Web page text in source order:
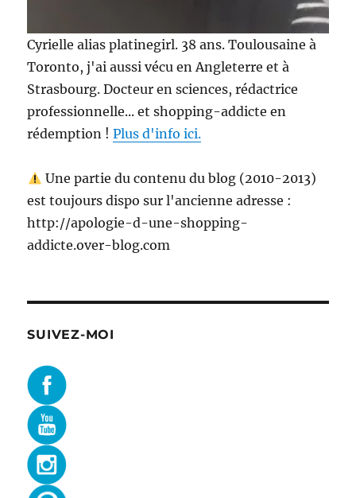
Cyrielle alias platinegirl. 38 ans. Toulousaine à
Toronto, j'ai aussi vécu en Angleterre et à
Strasbourg. Docteur en sciences, rédactrice
professionnelle... et shopping-addicte en
rédemption !Plus d'info ici.
Une partie du contenu du blog (2010-2013)
est toujours dispo sur l'ancienne adresse :
http://apologie-d-une-shopping-
addicte.over-blog.com
SUIVEZ-MOI